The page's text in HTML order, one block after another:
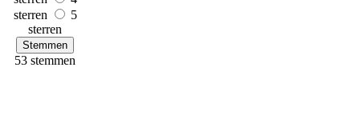
sterren
5
sterren
Stemmen
53 stemmen